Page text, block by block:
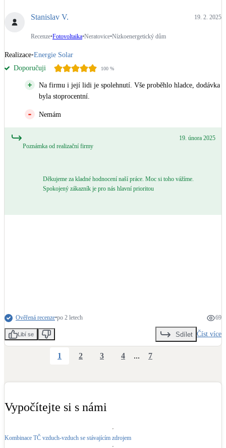
Stanislav V. 19. 2. 2025
Recenze•Fotovoltaika•Neratovice•Nízkoenergetický dům
Realizace•Energie Solar
Doporučuji
100 %
Na firmu i její lidi je spolehnutí. Vše proběhlo hladce, dodávka
byla stoprocentní.
Nemám
Poznámka od realizační firmy
19. února 2025
Děkujeme za kladné hodnocení naší práce. Moc si toho vážíme.
Spokojený zákazník je pro nás hlavní prioritou
Ověřená recenze•po 2 letech 69
Libí se Sdílet Číst více
1 2 3 4 ... 7
Vypočítejte si s námi
Kombinace TČ vzduch-vzduch se stávajícím zdrojem